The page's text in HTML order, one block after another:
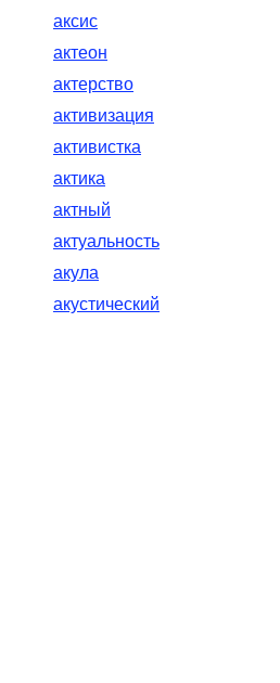
аксис
актеон
актерство
активизация
активистка
актика
актный
актуальность
акула
акустический